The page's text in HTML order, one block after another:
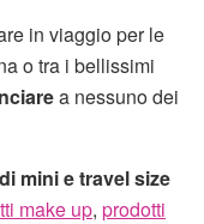
in viaggio per le
o tra i bellissimi
a nessuno dei
mini e travel size
make up, prodotti